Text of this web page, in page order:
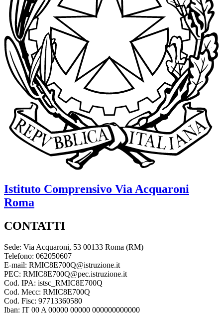
Istituto Comprensivo Via Acquaroni
Roma
CONTATTI
Sede: Via Acquaroni, 53 00133 Roma (RM)
Telefono: 062050607
E-mail: RMIC8E700Q@istruzione.it
PEC: RMIC8E700Q@pec.istruzione.it
Cod. IPA: istsc_RMIC8E700Q
Cod. Mecc: RMIC8E700Q
Cod. Fisc: 97713360580
Iban: IT 00 A 00000 00000 000000000000